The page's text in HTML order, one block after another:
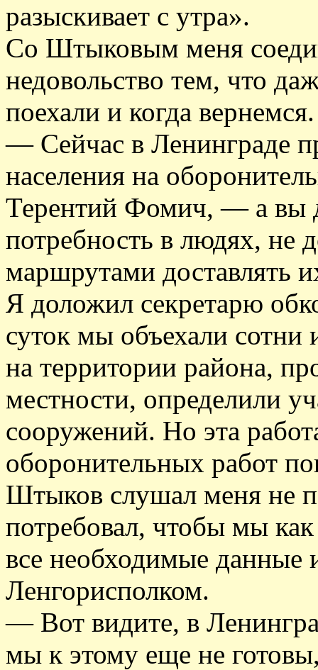
разыскивает с утра».
Со Штыковым меня
недовольство тем, что
поехали и когда вернемся.
— Сейчас в Ленинграде
населения на
Терентий Фомич, — а вы
потребность в людях, не
маршрутами доставлять
Я доложил секретарю
суток мы объехали
на территории района,
местности, определили
сооружений. Но эта
оборонительных работ
Штыков слушал меня не
потребовал, чтобы мы
все необходимые данные
Ленгорисполком.
— Вот видите, в
мы к этому еще не